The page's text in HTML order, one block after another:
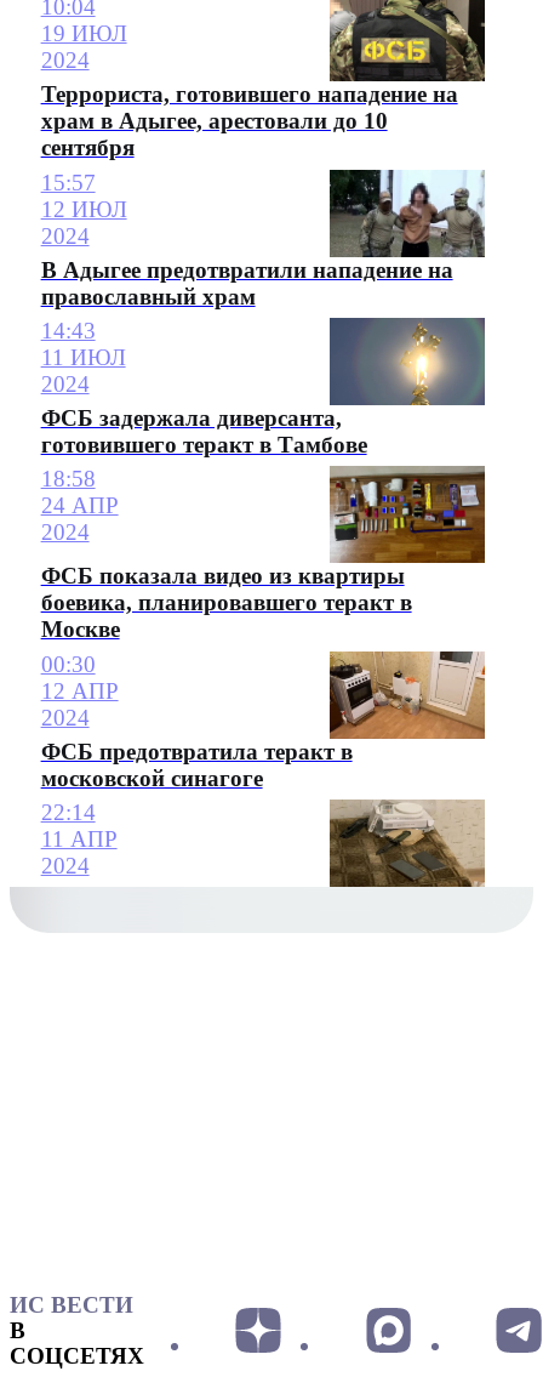
10:04
19 ИЮЛ
2024
Террориста, готовившего нападение на
храм в Адыгее, арестовали до 10
сентября
15:57
12 ИЮЛ
2024
В Адыгее предотвратили нападение на
православный храм
14:43
11 ИЮЛ
2024
ФСБ задержала диверсанта,
готовившего теракт в Тамбове
18:58
24 АПР
2024
ФСБ показала видео из квартиры
боевика, планировавшего теракт в
Москве
00:30
12 АПР
2024
ФСБ предотвратила теракт в
московской синагоге
22:14
11 АПР
2024
ИС ВЕСТИ
В
СОЦСЕТЯХ